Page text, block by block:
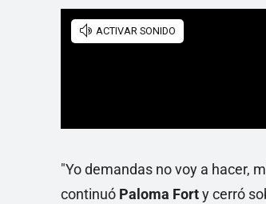
"Yo demandas no voy a hacer,
continuó Paloma Forty cerró